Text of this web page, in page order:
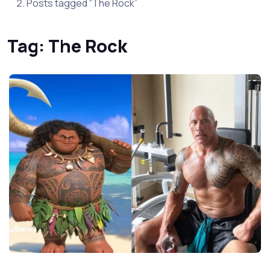
Posts tagged “The Rock”
Tag: The Rock